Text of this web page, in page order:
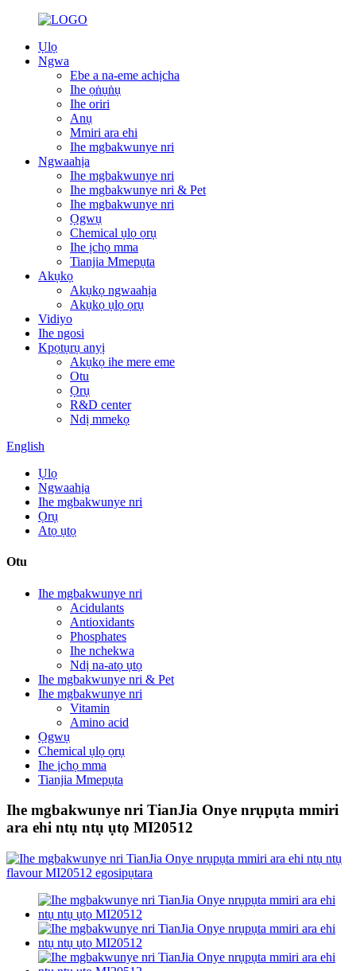
Ụlọ
Ngwa
Ebe a na-eme achịcha
Ihe ọṅụṅụ
Ihe oriri
Anụ
Mmiri ara ehi
Ihe mgbakwunye nri
Ngwaahịa
Ihe mgbakwunye nri
Ihe mgbakwunye nri & Pet
Ihe mgbakwunye nri
Ọgwụ
Chemical ụlọ ọrụ
Ihe ịchọ mma
Tianjia Mmepụta
Akụkọ
Akụkọ ngwaahịa
Akụkọ ụlọ ọrụ
Vidiyo
Ihe ngosi
Kpọtụrụ anyị
Akụkọ ihe mere eme
Otu
Ọrụ
R&D center
Ndị mmekọ
English
Ụlọ
Ngwaahịa
Ihe mgbakwunye nri
Ọrụ
Atọ ụtọ
Otu
Ihe mgbakwunye nri
Acidulants
Antioxidants
Phosphates
Ihe nchekwa
Ndị na-atọ ụtọ
Ihe mgbakwunye nri & Pet
Ihe mgbakwunye nri
Vitamin
Amino acid
Ọgwụ
Chemical ụlọ ọrụ
Ihe ịchọ mma
Tianjia Mmepụta
Ihe mgbakwunye nri TianJia Onye nrụpụta mmiri
ara ehi ntụ ntụ ụtọ MI20512